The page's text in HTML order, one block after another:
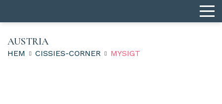
AUSTRIA
HEM CISSIES-CORNER MYSIGT